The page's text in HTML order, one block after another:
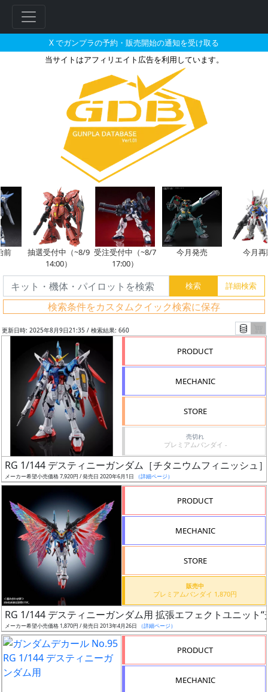
X でガンプラの予約・販売開始の通知を受け取る
当サイトはアフィリエイト広告を利用しています。
RG 1/144 デスティニーガンダム
抽選受付中（~8/9
14:00）
受注受付中（~8/7
17:00）
今月発売 今月再販
検索条件をカスタムクイック検索に保存
フ
リ
ワ
グ
レ
ー
ド
更新日時: 2025年8月9日21:35 / 検索結果: 660
PRODUCT
MECHANIC
STORE
売切れ
プレミアムバンダイ -
RG 1/144 デスティニーガンダム［チタニウムフィニッシュ］
メーカー希望小売価格 7,920円 / 発売日 2020年6月1日 （詳細ページ）
PRODUCT
MECHANIC
STORE
販売中
プレミアムバンダイ 1,870円
RG 1/144 デスティニーガンダム用 拡張エフェクトユニット“
メーカー希望小売価格 1,870円 / 発売日 2013年4月26日 （詳細ページ）
PRODUCT
MECHANIC